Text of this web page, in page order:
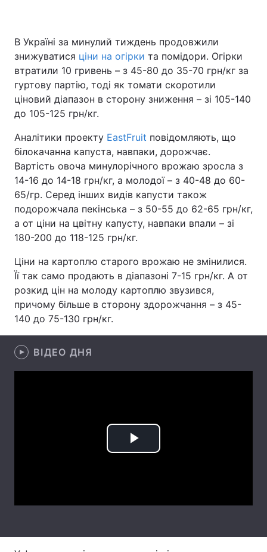
Головна Війна
Україна Політика
Економіка Світ
Техно і зв'язок Лайт
Зброя Інциденти
Здоров'я Туризм
Цікавинки
Екологія Регіони
Лонгріди
Відео з Youtube
Інтерв'ю
В Україні за минулий тиждень продовжили
знижуватися ціни на огірки та помідори. Огірки
втратили 10 гривень – з 45-80 до 35-70 грн/кг за
гуртову партію, тоді як томати скоротили
ціновий діапазон в сторону зниження – зі 105-140
до 105-125 грн/кг.
Аналітики проекту EastFruit повідомляють, що
білокачанна капуста, навпаки, дорожчає.
Вартість овоча минулорічного врожаю зросла з
14-16 до 14-18 грн/кг, а молодої – з 40-48 до 60-
65/гр. Серед інших видів капусти також
подорожчала пекінська – з 50-55 до 62-65 грн/кг,
а от ціни на цвітну капусту, навпаки впали – зі
180-200 до 118-125 грн/кг.
Ціни на картоплю старого врожаю не змінилися.
Її так само продають в діапазоні 7-15 грн/кг. А от
розкид цін на молоду картоплю звузився,
причому більше в сторону здорожчання – з 45-
140 до 75-130 грн/кг.
ВІДЕО ДНЯ
Play